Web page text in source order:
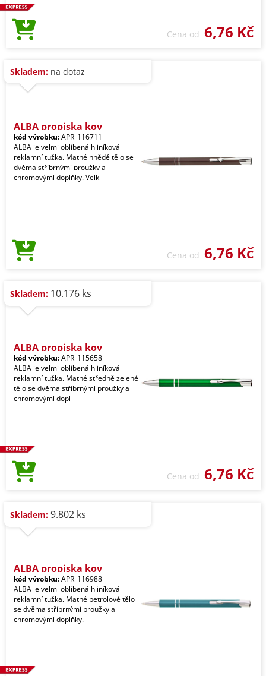
Cena od 6,76 Kč
Skladem: na dotaz
ALBA propiska kov
kód výrobku:APR_116711
ALBA je velmi oblíbená hliníková
reklamní tužka. Matné hnědé tělo se
dvěma stříbrnými proužky a
chromovými doplňky. Velk
Cena od 6,76 Kč
Skladem: 10.176 ks
ALBA propiska kov
kód výrobku:APR_115658
ALBA je velmi oblíbená hliníková
reklamní tužka. Matné středně zelené
tělo se dvěma stříbrnými proužky a
chromovými dopl
Cena od 6,76 Kč
Skladem: 9.802 ks
ALBA propiska kov
kód výrobku:APR_116988
ALBA je velmi oblíbená hliníková
reklamní tužka. Matné petrolové tělo
se dvěma stříbrnými proužky a
chromovými doplňky.